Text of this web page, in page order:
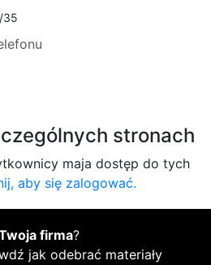
35
stronach
maja dostęp do tych
aby się zalogować.
firma?
jak odebrać materiały